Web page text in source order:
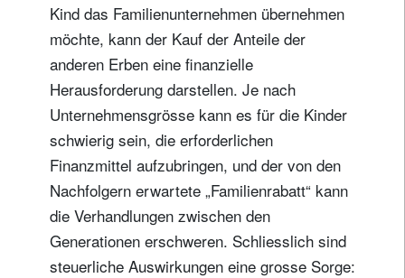
Kind das Familienunternehmen übernehmen
möchte, kann der Kauf der Anteile der
anderen Erben eine finanzielle
Herausforderung darstellen. Je nach
Unternehmensgrösse kann es für die Kinder
schwierig sein, die erforderlichen
Finanzmittel aufzubringen, und der von den
Nachfolgern erwartete „Familienrabatt“ kann
die Verhandlungen zwischen den
Generationen erschweren. Schliesslich sind
steuerliche Auswirkungen eine grosse Sorge:
Ihre Informationen werden in Übereinstimmung
mit unsererDatenschutzerklärung verwendet
registrieren